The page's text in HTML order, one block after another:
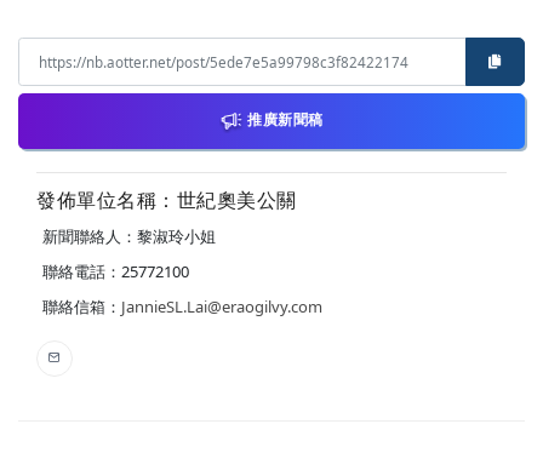
推廣新聞稿
發佈單位名稱：世紀奧美公關
新聞聯絡人：黎淑玲小姐
聯絡電話：25772100
聯絡信箱： JannieSL.Lai@eraogilvy.com